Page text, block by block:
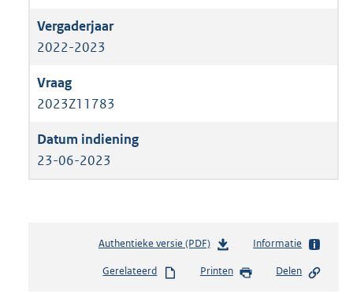
2022-2023
2023Z11783
23-06-2023
Authentieke versie (PDF)b
s
Informatie
Gerelateerd Printen Delen